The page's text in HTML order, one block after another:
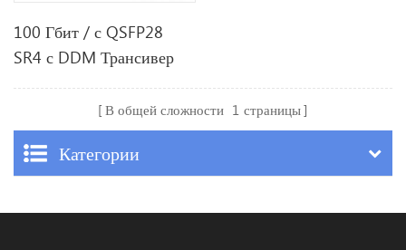
100 Гбит / с QSFP28
SR4 с DDM Трансивер
В общей сложности 1 страницы
Категории